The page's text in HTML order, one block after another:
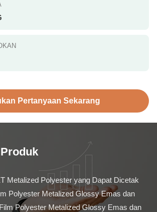
Pertanyaan Sekarang
Metalized Polyester yang Dapat Dicetak
Polyester Metalized Glossy Emas dan
Polyester Metalized Glossy Emas dan